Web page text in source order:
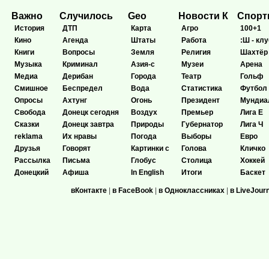
Важно
История
Кино
Книги
Музыка
Медиа
Смишное
Опросы
Свобода
Сказки
reklama
Друзья
Рассылка
Донецкий
Случилось
ДТП
Агенда
Вопросы
Криминал
Дерибан
Беспредел
Ахтунг
Донецк сегодня
Донецк завтра
Их нравы
Говорят
Письма
Афиша
Geo
Карта
Штаты
Земля
Азия-с
Города
Вода
Огонь
Воздух
Природы
Погода
Картинки с
Глобус
In English
Новости К
Агро
Работа
Религия
Музеи
Театр
Статистика
Президент
Премьер
Губернатор
Выборы
Голова
Столица
Итоги
100+1
:Ш -
Шахтёр
Арена
Гольф
Футбол
Лига Е
Лига Ч
Евро
Кличко
Хоккей
Баскет
вКонтакте | в FaceBook | в Одноклассниках | в